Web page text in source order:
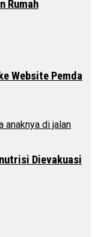
Rumah
Website Pemda
Dievakuasi